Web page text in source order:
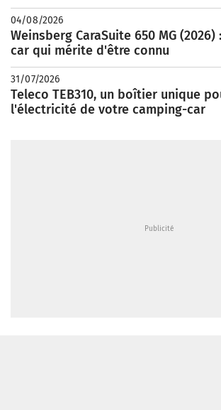
04/08/2026
Weinsberg CaraSuite 650 MG
car qui mérite d'être connu
31/07/2026
Teleco TEB310, un boîtier unique
l'électricité de votre camping-car